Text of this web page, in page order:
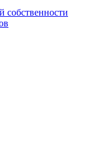
собственности